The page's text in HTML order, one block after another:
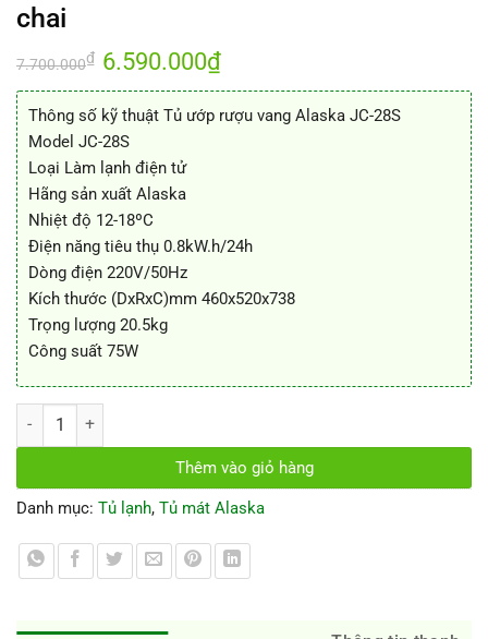
chai
7.700.000₫ Giá
gốc
là:
6.590.000₫Giá
tại
6.590.000₫.
Thông số kỹ thuật Tủ ướp rượu vang Alaska JC-28S
Model JC-28S
Loại Làm lạnh điện tử
Hãng sản xuất Alaska
Nhiệt độ 12-18ºC
Điện năng tiêu thụ 0.8kW.h/24h
Dòng điện 220V/50Hz
Kích thước (DxRxC)mm 460x520x738
Trọng lượng 20.5kg
Công suất 75W
Tủ mát Alaska JC28S (JC-28S) – 28 chai số lượng
Thêm vào giỏ hàng
Danh mục: Tủ lạnh, Tủ mát Alaska